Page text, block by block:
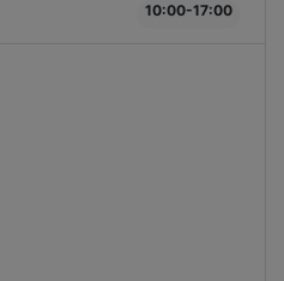
10:00-17:00